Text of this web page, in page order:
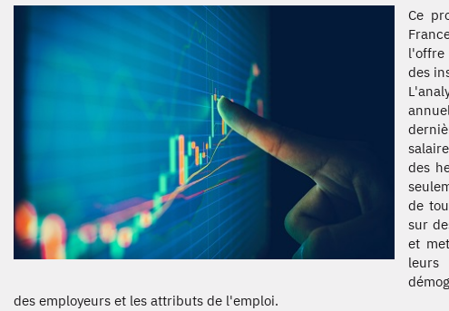
Ce
l'offre
des
des
de
sur
et
des employeurs et les attributs de l'emploi.